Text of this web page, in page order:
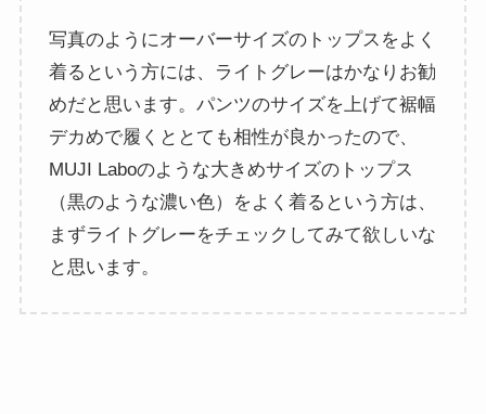
写真のようにオーバーサイズのトップスをよく
着るという方には、ライトグレーはかなりお勧
めだと思います。パンツのサイズを上げて裾幅
デカめで履くととても相性が良かったので、
MUJI Laboのような大きめサイズのトップス
（黒のような濃い色）をよく着るという方は、
まずライトグレーをチェックしてみて欲しいな
と思います。